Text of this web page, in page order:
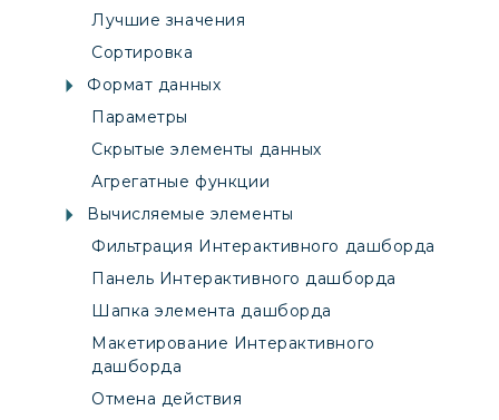
Лучшие значения
Сортировка
Формат данных
Параметры
Скрытые элементы данных
Агрегатные функции
Вычисляемые элементы
Фильтрация Интерактивного дашборда
Панель Интерактивного дашборда
Шапка элемента дашборда
Макетирование Интерактивного
дашборда
Отмена действия